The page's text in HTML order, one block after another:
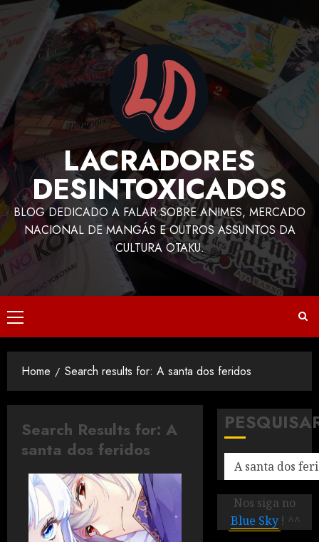
LACRADORES
DESINTOXICADOS
BLOG DEDICADO A FALAR SOBRE ANIMES, MERCADO
NACIONAL DE MANGÁS E OUTROS ASSUNTOS DA
CULTURA OTAKU.
Home Search results for: A santa dos feridos
Search Results for: A
santa dos feridos
Nos siga no
Blue Sky ! ^^